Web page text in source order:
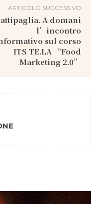
ARTICOLO SUCCESSIVO
A domani
l’incontro
sul corso
ITS TE.LA “Food
Marketing 2.0”